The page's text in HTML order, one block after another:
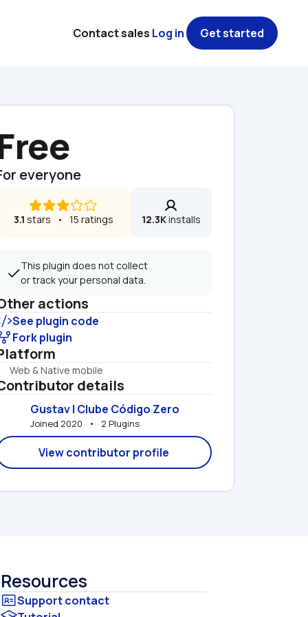
everyone
3.1 stars   •   15 ratings 12.3K installs
This plugin does not collect
or track your personal data.
actions
See plugin code
Fork plugin
Web & Native mobile
details
Gustav | Clube Código Zero
Joined 2020   •   2 Plugins
View contributor profile
Resources
Contact sales Log in Get started